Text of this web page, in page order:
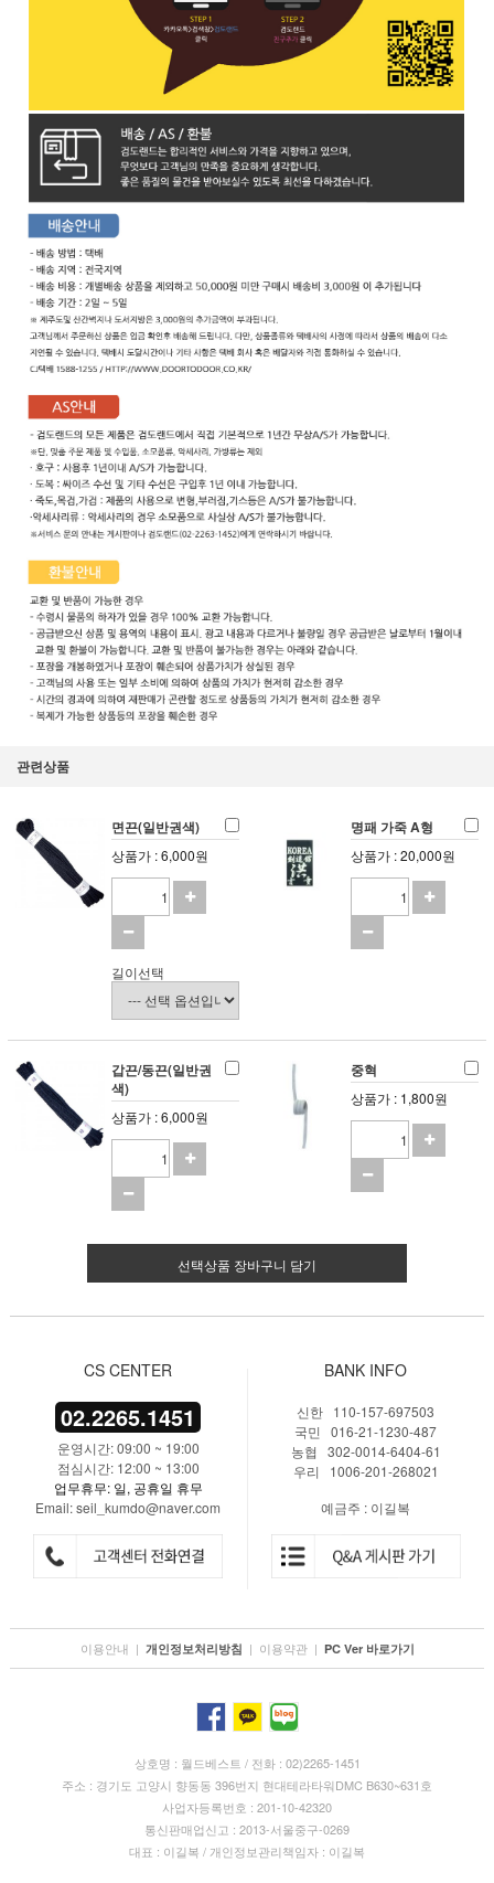
관련상품
면끈(일반권색)
상품가 : 6,000원
길이선택
명패 가죽 A형
상품가 : 20,000원
갑끈/동끈(일반권
색)
상품가 : 6,000원
중혁
상품가 : 1,800원
선택상품 장바구니 담기
CS CENTER
02.2265.1451
운영시간: 09:00 ~ 19:00
점심시간: 12:00 ~ 13:00
업무휴무: 일, 공휴일 휴무
Email: seil_kumdo@naver.com
BANK INFO
신한 110-157-697503
국민 016-21-1230-487
농협 302-0014-6404-61
우리 1006-201-268021
예금주 : 이길복
이용안내 | 개인정보처리방침 | 이용약관 | PC Ver 바로가기
상호명 : 월드베스트 / 전화 : 02)2265-1451
주소 : 경기도 고양시 향동동 396번지 현대테라타워DMC B630~631호
사업자등록번호 : 201-10-42320
통신판매업신고 : 2013-서울중구-0269
대표 : 이길복 / 개인정보관리책임자 : 이길복